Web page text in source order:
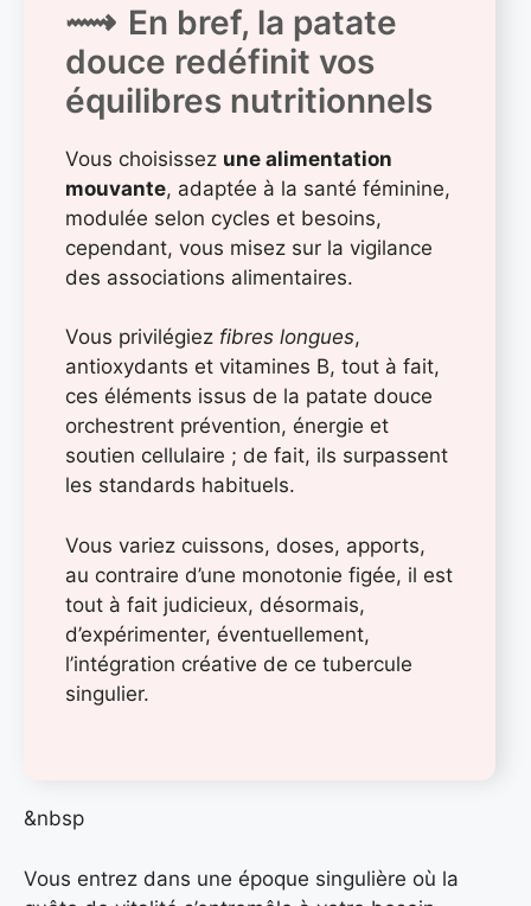
En bref, la patate
douce redéfinit vos
équilibres nutritionnels
Vous choisissez une alimentation
mouvante, adaptée à la santé féminine,
modulée selon cycles et besoins,
cependant, vous misez sur la vigilance
des associations alimentaires.
Vous privilégiez fibres longues,
antioxydants et vitamines B, tout à fait,
ces éléments issus de la patate douce
orchestrent prévention, énergie et
soutien cellulaire ; de fait, ils surpassent
les standards habituels.
Vous variez cuissons, doses, apports,
au contraire d’une monotonie figée, il est
tout à fait judicieux, désormais,
d’expérimenter, éventuellement,
l’intégration créative de ce tubercule
singulier.
&nbsp
Vous entrez dans une époque singulière où la